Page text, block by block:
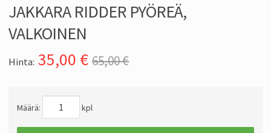
JAKKARA RIDDER PYÖREÄ,
VALKOINEN
Hinta: 35,00 € 65,00 €
Määrä: kpl